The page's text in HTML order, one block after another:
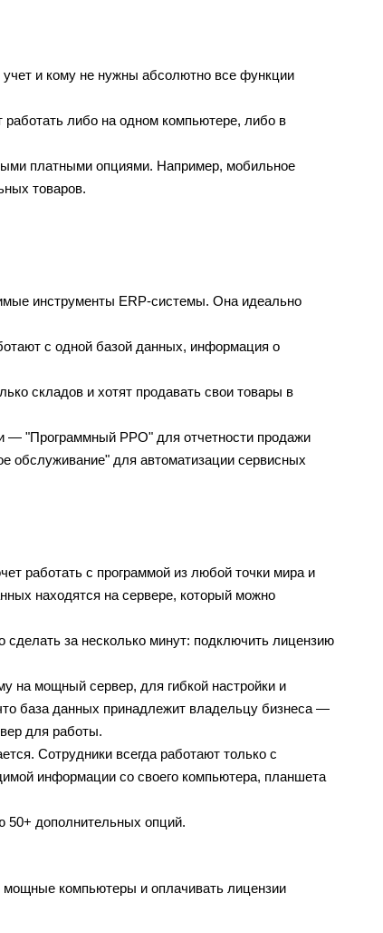
учет и кому не нужны абсолютно все функции
либо на одном компьютере, либо в
платными опциями. Например, мобильное
товаров.
инструменты ERP-системы. Она идеально
с одной базой данных, информация о
складов и хотят продавать свои товары в
— "Программный РРО" для отчетности продажи
обслуживание" для автоматизации сервисных
работать с программой из любой точки мира и
находятся на сервере, который можно
за несколько минут: подключить лицензию
на мощный сервер, для гибкой настройки и
база данных принадлежит владельцу бизнеса —
для работы.
Сотрудники всегда работают только с
информации со своего компьютера, планшета
50+ дополнительных опций.
мощные компьютеры и оплачивать лицензии